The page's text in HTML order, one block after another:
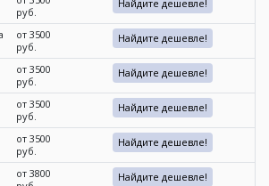
руб.
Найдите дешевле!
от 3500
руб.
Найдите дешевле!
от 3500
руб.
Найдите дешевле!
от 3500
руб.
Найдите дешевле!
от 3500
руб.
Найдите дешевле!
от 3800
Найдите дешевле!